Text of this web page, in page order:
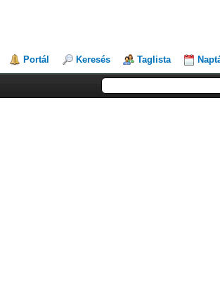
Portál Keresés Taglista